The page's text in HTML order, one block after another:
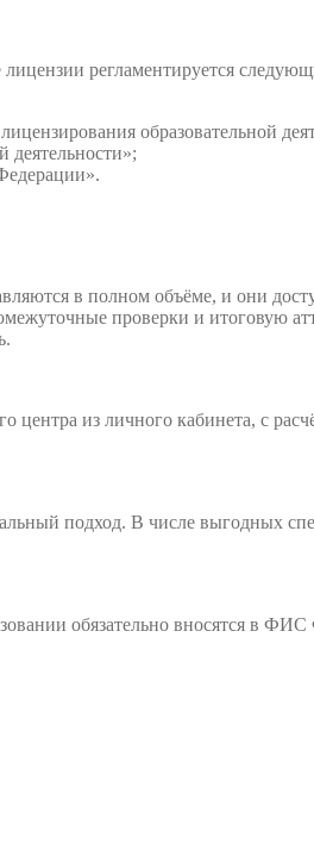
лицензии регламентируется
образовательной
деятельности»;
в полном объёме, и они
проверки и итоговую
из личного кабинета, с
подход. В числе выгодных
обязательно вносятся в